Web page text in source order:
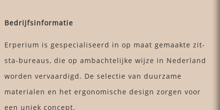
Bedrijfsinformatie
Erperium is gespecialiseerd in op maat gemaakte zit-
sta-bureaus, die op ambachtelijke wijze in Nederland
worden vervaardigd. De selectie van duurzame
materialen en het ergonomische design zorgen voor
een uniek concept.